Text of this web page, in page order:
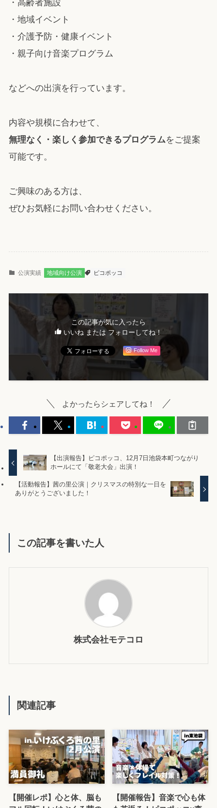
・高齢者施設
・地域イベント
・介護予防・健康イベント
・親子向け音楽プログラム
などへの出演を行っています。
内容や規模に合わせて、
無理なく・楽しく参加できるプログラムをご提案
可能です。
ご興味のある方は、
ぜひお気軽にお問い合わせください。
公演実績 地域向け公演 ピコポッコ
この記事が気に入ったら
いいね または フォローしてね！
Follow Me
よかったらシェアしてね！
【出演報告】ピコポッコ、12月7日池袋本町つながり
ホールにて「敬老大会」出演！
【活動報告】茜の里公演｜クリスマスの特別な一日を
ありがとうございました！
この記事を書いた人
株式会社モテコロ
関連記事
【開催レポ】心と体、脳も
【開催報告】音楽で心も体